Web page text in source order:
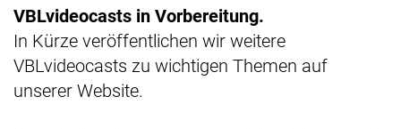
VBLvideocasts in Vorbereitung.
In Kürze veröffentlichen wir weitere
VBLvideocasts zu wichtigen Themen auf
unserer Website.